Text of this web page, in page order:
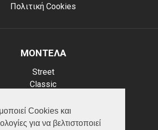
Cookies και
για να βελτιστοποιεί
Πολιτική Cookies
ΜΟΝΤΕΛΑ
Street
Classic
Scooter
ATV (Loncin)